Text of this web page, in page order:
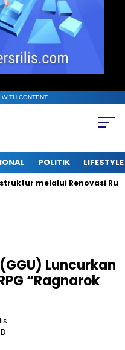
CONTENT
POLITIK LIFESTYLE
melalui Renovasi Ruang
Luncurkan
“Ragnarok